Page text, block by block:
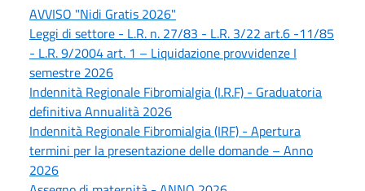
AVVISO "Nidi Gratis 2026"
Leggi di settore - L.R. n. 27/83 - L.R. 3/22 art.6 -11/85
- L.R. 9/2004 art. 1 – Liquidazione provvidenze I
semestre 2026
Indennità Regionale Fibromialgia (I.R.F) - Graduatoria
definitiva Annualità 2026
Indennità Regionale Fibromialgia (IRF) - Apertura
termini per la presentazione delle domande – Anno
2026